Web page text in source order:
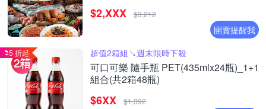
$2,XXX $3,212
開賣提醒我
5 折起 超值2箱組↘︎週末限時下殺
可口可樂 隨手瓶 PET(435mlx24瓶)_1+1
組合(共2箱48瓶)
$6XX $1,392